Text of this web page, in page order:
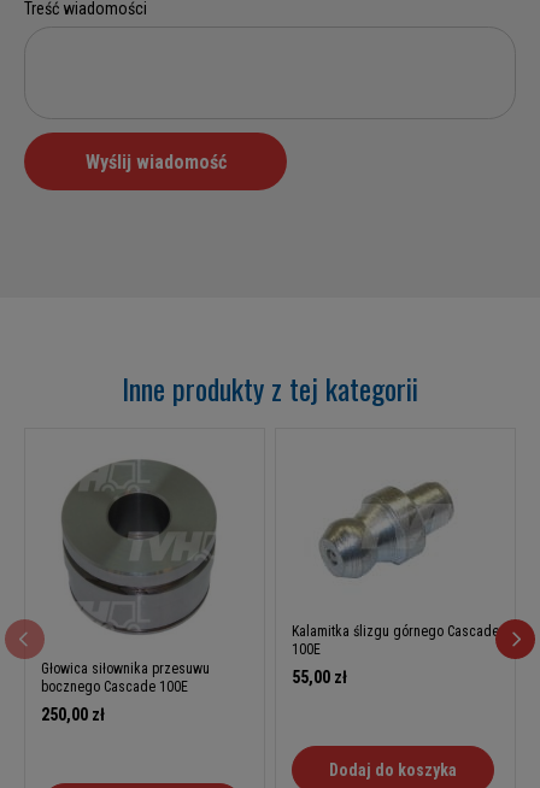
Inne produkty z tej kategorii
Głowica siłownika przesuwu
bocznego Cascade 100E
250,00 zł
Kalamitka ślizgu górnego Cascade
100E
55,00 zł
Dodaj do koszyka